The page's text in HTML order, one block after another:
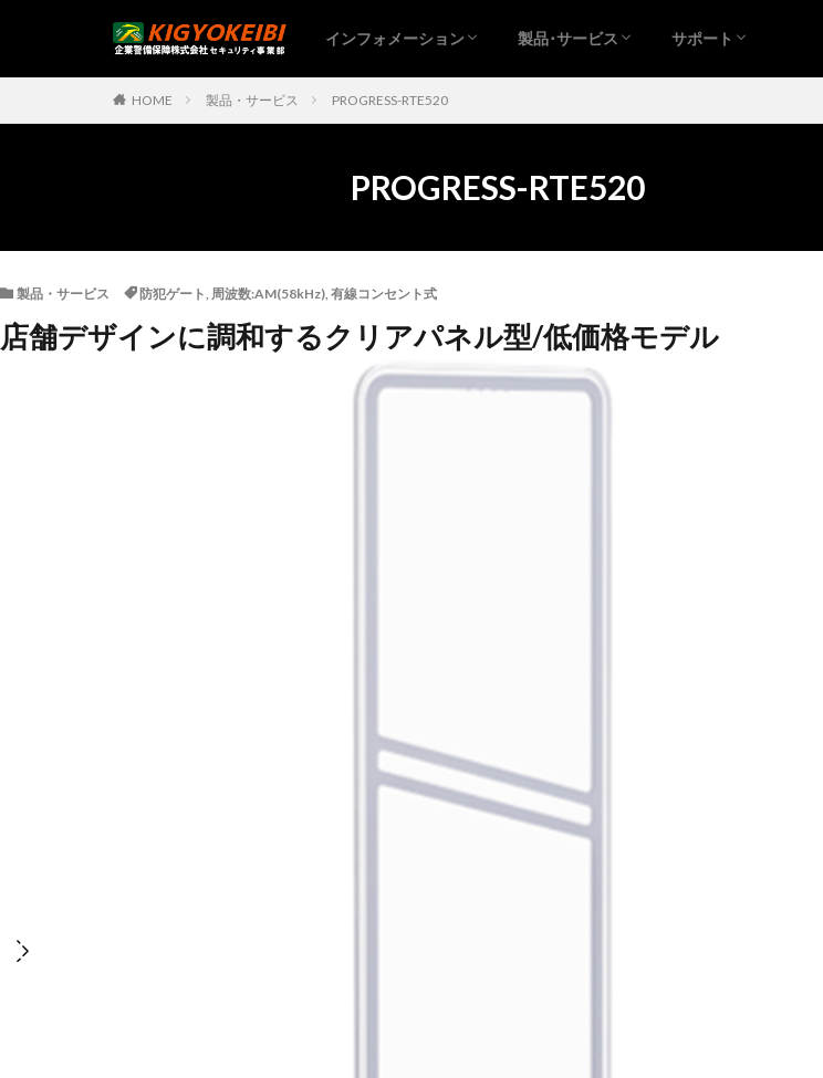
インフォメーション 製品･サービス サポート
HOME 製品・サービス PROGRESS-RTE520
PROGRESS-RTE520
製品・サービス 防犯ゲート, 周波数:AM(58kHz), 有線コンセント式
店舗デザインに調和するクリアパネル型/低価格モデル